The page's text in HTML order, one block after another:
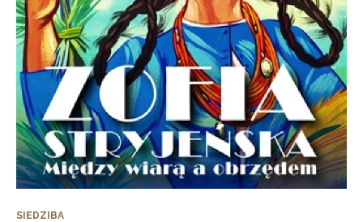
SIEDZIBA